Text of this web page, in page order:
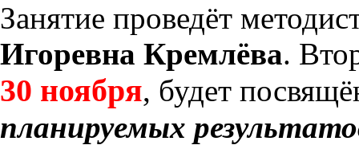
Занятие проведёт
Игоревна Кремлёва.
30 ноября, будет
планируемых